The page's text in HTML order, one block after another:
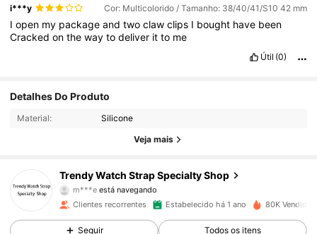
i***y Cor: Multicolorido / Tamanho: 38/40/41/S10 42 mm
Iopen my packageandtwoclawclips I bought have been
Crackedonthewaytodeliver itto me
Útil (0)
Detalhes Do Produto
Material: Silicone
Veja mais
Trendy Watch Strap Specialty Shop
653 Seguidores
4,88 653 Seguidores
4,88 653 Seguidores
Clientes recorrentes Estabelecido há 1 ano 80K Vendido
Seguir Todos os itens